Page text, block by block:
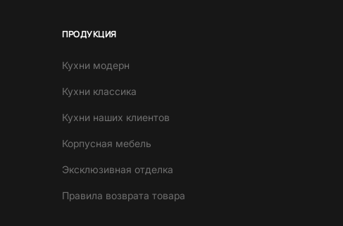
ПРОДУКЦИЯ
Кухни модерн
Кухни классика
Кухни наших клиентов
Корпусная мебель
Эксклюзивная отделка
Правила возврата товара